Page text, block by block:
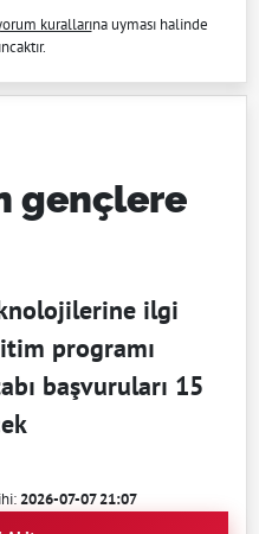
kurallarına uyması halinde
gençlere
ilgi
programı
başvuruları 15
2026-07-07 21:07